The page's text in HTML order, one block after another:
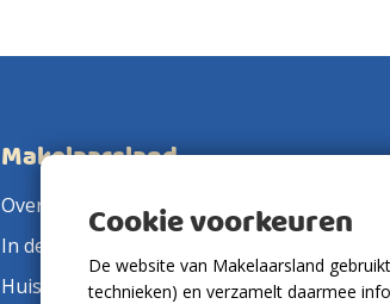
Makelaarsland
Over ons
In de pers
Huis verkopen
Cookie voorkeuren
De website van Makelaarsland
technieken) en verzamelt daarmee